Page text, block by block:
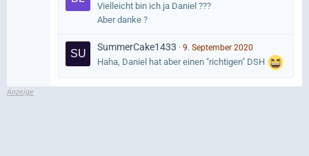
Vielleicht bin ich ja Daniel ???
Aber danke ?
SummerCake1433 9. September 2020
Haha, Daniel hat aber einen "richtigen" DSH